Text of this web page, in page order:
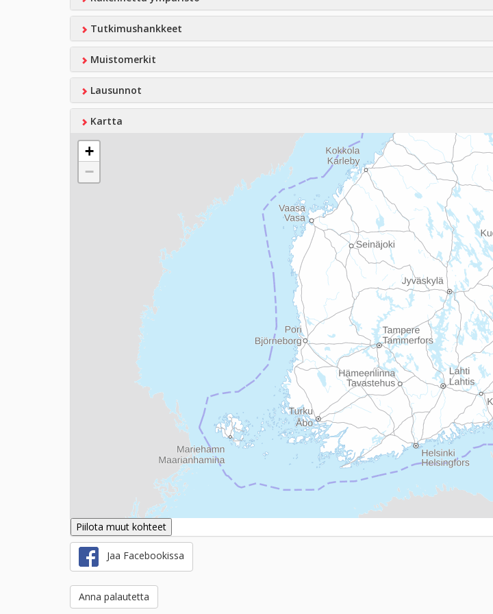
Tutkimushankkeet
Muistomerkit
Lausunnot
Kartta
+
−
Piilota muut kohteet
Jaa Facebookissa
Anna palautetta